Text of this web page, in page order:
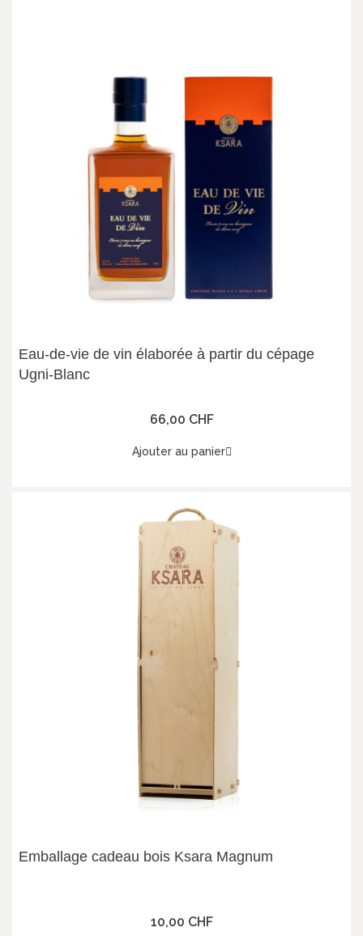
Eau-de-vie de vin élaborée à partir du cépage
Ugni-Blanc
66,00 CHF
Ajouter au panier
Emballage cadeau bois Ksara Magnum
10,00 CHF